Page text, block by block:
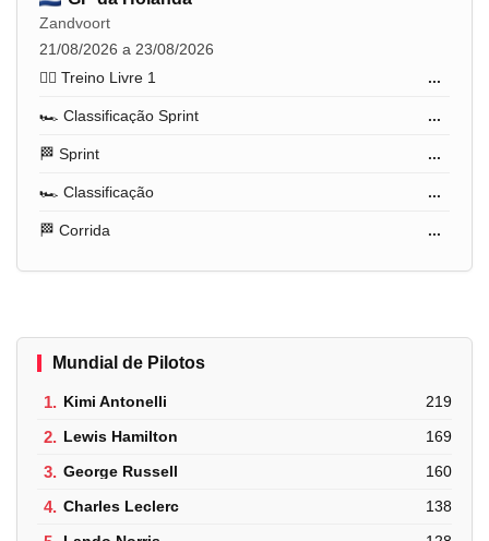
Zandvoort
21/08/2026 a 23/08/2026
🏋️‍♂️ Treino Livre 1
...
🏎️ Classificação Sprint ...
🏁 Sprint ...
🏎️ Classificação ...
🏁 Corrida ...
Mundial de Pilotos
1. Kimi Antonelli 219
2. Lewis Hamilton 169
3. George Russell 160
4. Charles Leclerc 138